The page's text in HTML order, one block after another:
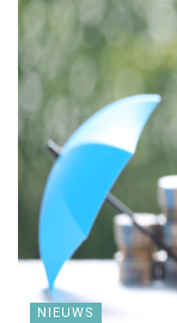
NIEUWS